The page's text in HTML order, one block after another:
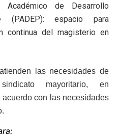
Académico de Desarrollo
(PADEP): espacio para
continua del magisterio en
las necesidades de
mayoritario, en
con las necesidades